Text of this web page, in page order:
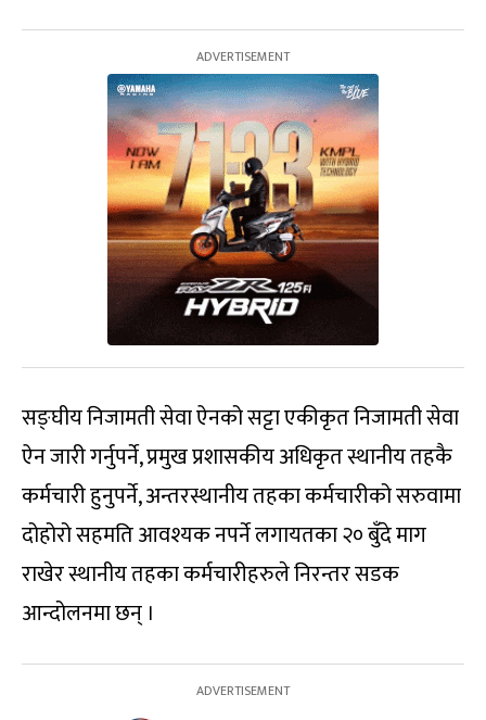
सङ्घीय निजामती सेवा ऐनको सट्टा एकीकृत निजामती सेवा
ऐन जारी गर्नुपर्ने, प्रमुख प्रशासकीय अधिकृत स्थानीय तहकै
कर्मचारी हुनुपर्ने, अन्तरस्थानीय तहका कर्मचारीको सरुवामा
दोहोरो सहमति आवश्यक नपर्ने लगायतका २० बुँदे माग
राखेर स्थानीय तहका कर्मचारीहरुले निरन्तर सडक
आन्दोलनमा छन् ।